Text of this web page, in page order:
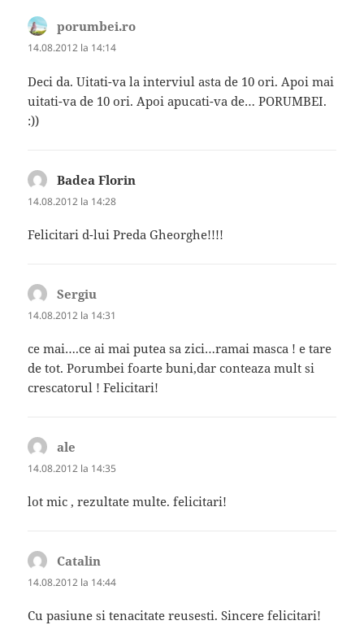
porumbei.ro
14.08.2012 la 14:14
Deci da. Uitati-va la interviul asta de 10 ori. Apoi mai
uitati-va de 10 ori. Apoi apucati-va de… PORUMBEI.
:))
Badea Florin
14.08.2012 la 14:28
Felicitari d-lui Preda Gheorghe!!!!
Sergiu
14.08.2012 la 14:31
ce mai….ce ai mai putea sa zici…ramai masca ! e tare
de tot. Porumbei foarte buni,dar conteaza mult si
crescatorul ! Felicitari!
ale
14.08.2012 la 14:35
lot mic , rezultate multe. felicitari!
Catalin
14.08.2012 la 14:44
Cu pasiune si tenacitate reusesti. Sincere felicitari!